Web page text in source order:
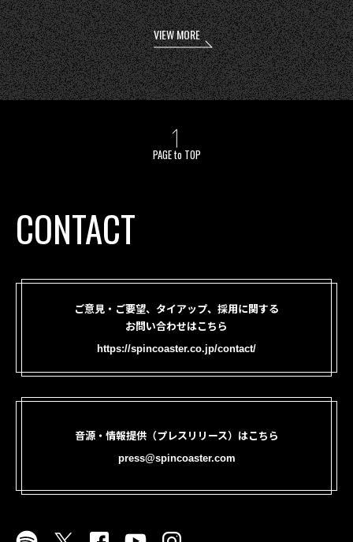
VIEW MORE
PAGE to TOP
CONTACT
ご意見・ご要望、タイアップ、採用に関する
お問い合わせはこちら
https://spincoaster.co.jp/contact/
音源・情報提供（プレスリリース）はこちら
press@spincoaster.com